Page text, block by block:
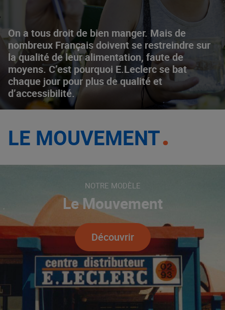
On a tous droit de bien manger. Mais de
nombreux Français doivent se restreindre sur
la qualité de leur alimentation, faute de
moyens. C’est pourquoi E.Leclerc se bat
chaque jour pour plus de qualité et
d’accessibilité.
LE MOUVEMENT
NOTRE MODÈLE
Le Mouvement
Découvrir